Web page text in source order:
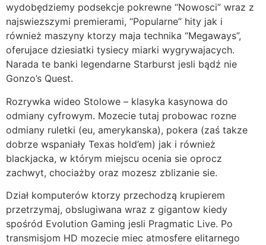
wydobędziemy podsekcje pokrewne “Nowosci” wraz z
najswiezszymi premierami, “Popularne” hity jak i
również maszyny ktorzy maja technika “Megaways”,
oferujace dziesiatki tysiecy miarki wygrywajacych.
Narada te banki legendarne Starburst jesli bądź nie
Gonzo’s Quest.
Rozrywka wideo Stolowe – klasyka kasynowa do
odmiany cyfrowym. Mozecie tutaj probowac rozne
odmiany ruletki (eu, amerykanska), pokera (zaś takze
dobrze wspaniały Texas hold’em) jak i również
blackjacka, w którym miejscu ocenia sie oprocz
zachwyt, chociażby oraz mozesz zblizanie sie.
Dział komputerów ktorzy przechodzą krupierem
przetrzymaj, obslugiwana wraz z gigantow kiedy
spośród Evolution Gaming jesli Pragmatic Live. Po
transmisjom HD mozecie miec atmosfere elitarnego